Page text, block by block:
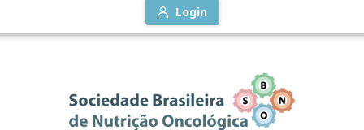
Login